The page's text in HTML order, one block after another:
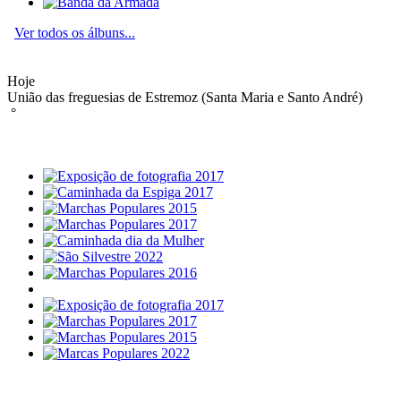
Ver todos os álbuns...
Hoje
União das freguesias de Estremoz (Santa Maria e Santo André)
°